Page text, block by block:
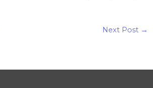
Next Post →